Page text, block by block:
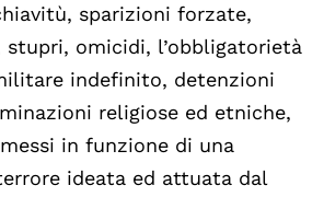
sparizioni forzate,
omicidi, l’obbligatorietà
indefinito, detenzioni
religiose ed etniche,
in funzione di una
ideata ed attuata dal